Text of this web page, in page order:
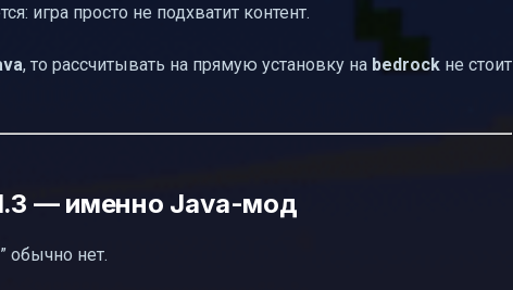
игра просто не подхватит контент.
, то рассчитывать на прямую установку на bedrock не стоит
— именно Java-мод
обычно нет.